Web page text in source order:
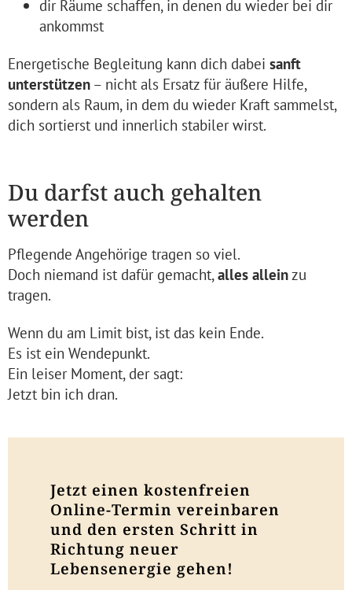
dir Räume schaffen, in denen du wieder bei dir
ankommst
Energetische Begleitung kann dich dabei sanft
unterstützen – nicht als Ersatz für äußere Hilfe,
sondern als Raum, in dem du wieder Kraft sammelst,
dich sortierst und innerlich stabiler wirst.
Du darfst auch gehalten
werden
Pflegende Angehörige tragen so viel.
Doch niemand ist dafür gemacht, alles alleinzu
tragen.
Wenn du am Limit bist, ist das kein Ende.
Es ist ein Wendepunkt.
Ein leiser Moment, der sagt:
Jetzt bin ich dran.
Jetzt einen kostenfreien
Online-Termin vereinbaren
und den ersten Schritt in
Richtung neuer
Lebensenergie gehen!